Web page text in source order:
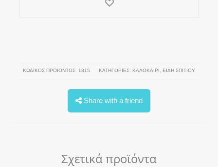
ΚΩΔΙΚΌΣ ΠΡΟΪΌΝΤΟΣ: 1815 ΚΑΤΗΓΟΡΊΕΣ: ΚΑΛΟΚΑΊΡΙ ΕΙΔΗ ΣΠΙΤΙΟΥ
Share with a friend
Σχετικά προϊόντα